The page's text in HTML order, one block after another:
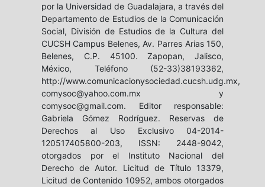
por la Universidad de Guadalajara, a través del
Departamento de Estudios de la Comunicación
Social, División de Estudios de la Cultura del
CUCSH Campus Belenes, Av. Parres Arias 150,
Belenes, C.P. 45100. Zapopan, Jalisco,
México, Teléfono (52-33)38193362,
http://www.comunicacionysociedad.cucsh.udg.mx,
comysoc@yahoo.com.mx y
comysoc@gmail.com. Editor responsable:
Gabriela Gómez Rodríguez. Reservas de
Derechos al Uso Exclusivo 04-2014-
120517405800-203, ISSN: 2448-9042,
otorgados por el Instituto Nacional del
Derecho de Autor. Licitud de Título 13379,
Licitud de Contenido 10952, ambos otorgados